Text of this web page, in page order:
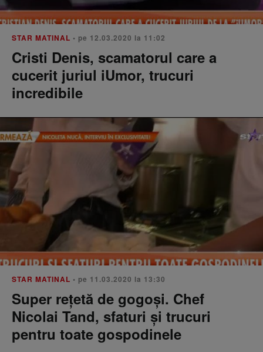
STAR MATINAL • pe 12.03.2020 la 11:02
Cristi Denis, scamatorul care a
cucerit juriul iUmor, trucuri
incredibile
STAR MATINAL • pe 11.03.2020 la 13:30
Super rețetă de gogoși. Chef
Nicolai Tand, sfaturi și trucuri
pentru toate gospodinele